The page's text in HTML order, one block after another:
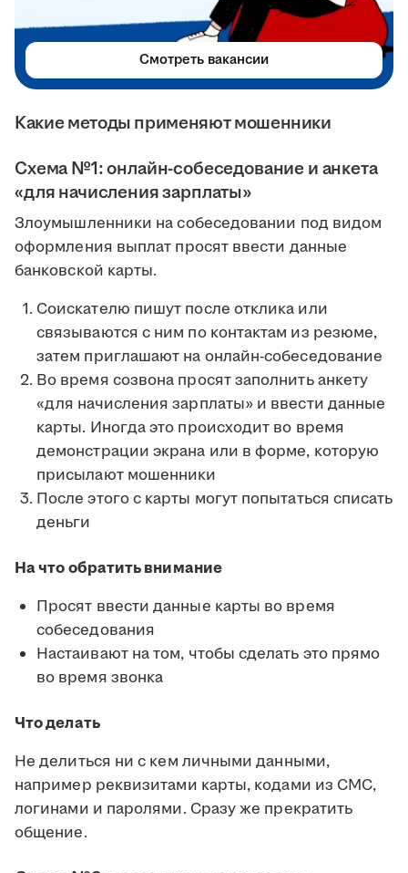
Какие методы применяют мошенники
Схема №1: онлайн-собеседование и анкета
«для начисления зарплаты»
Злоумышленники на собеседовании под видом
оформления выплат просят ввести данные
банковской карты.
Соискателю пишут после отклика или
связываются с ним по контактам из резюме,
затем приглашают на онлайн-собеседование
Во время созвона просят заполнить анкету
«для начисления зарплаты» и ввести данные
карты. Иногда это происходит во время
демонстрации экрана или в форме, которую
присылают мошенники
После этого с карты могут попытаться списать
деньги
На что обратить внимание
Просят ввести данные карты во время
собеседования
Настаивают на том, чтобы сделать это прямо
во время звонка
Что делать
Не делиться ни с кем личными данными,
например реквизитами карты, кодами из СМС,
логинами и паролями. Сразу же прекратить
общение.
Смотреть вакансии